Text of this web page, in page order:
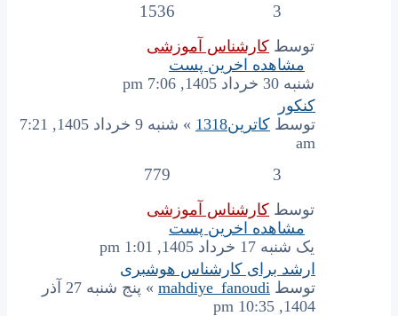
3
1536
توسط کارشناس آموزشی
مشاهده اخرین پست
شنبه 30 خرداد 1405, 7:06 pm
کنکور
توسط کاترین1318
» شنبه 9 خرداد 1405, 7:21
am
3
779
توسط کارشناس آموزشی
مشاهده اخرین پست
یک شنبه 17 خرداد 1405, 1:01 pm
ارشد برای کارشناس هوشبری
توسط mahdiye_fanoudi
» پنج شنبه 27 آذر
1404, 10:35 pm